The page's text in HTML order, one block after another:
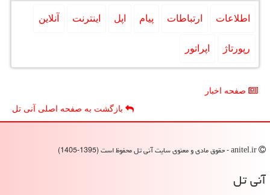
اطلاعات ارتباطات پیام اپل اینترنت آنلاین
رپورتاژ اپراتور
صفحه اخبار
بازگشت به صفحه اصلی آنی تل
آنی تل